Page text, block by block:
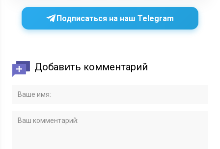
Подписаться на наш Telegram
Добавить комментарий